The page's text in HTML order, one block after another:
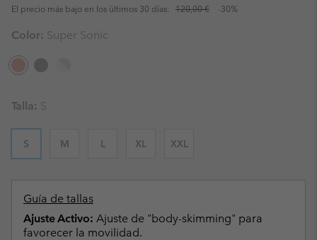
El precio más bajo en los últimos 30 días: 120,00 € -30%
Color: Super Sonic
Talla: S
S M L XL XXL
Guía de tallas
Ajuste Activo: Ajuste de "body-skimming" para
favorecer la movilidad.